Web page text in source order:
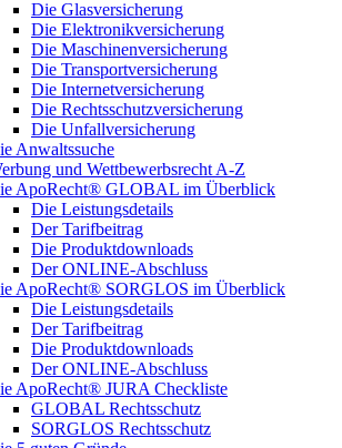
Die Glasversicherung
Die Elektronikversicherung
Die Maschinenversicherung
Die Transportversicherung
Die Internetversicherung
Die Rechtsschutzversicherung
Die Unfallversicherung
Anwaltssuche
und Wettbewerbsrecht A-Z
ApoRecht® GLOBAL im Überblick
Die Leistungsdetails
Der Tarifbeitrag
Die Produktdownloads
Der ONLINE-Abschluss
ApoRecht® SORGLOS im Überblick
Die Leistungsdetails
Der Tarifbeitrag
Die Produktdownloads
Der ONLINE-Abschluss
ApoRecht® JURA Checkliste
GLOBAL Rechtsschutz
SORGLOS Rechtsschutz